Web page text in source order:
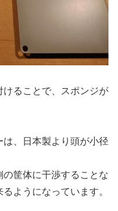
けることで、スポンジが
、日本製より頭が小径
筐体に干渉することな
ようになっています。